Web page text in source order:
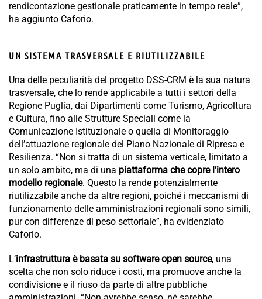
rendicontazione gestionale praticamente in tempo reale”,
ha aggiunto Caforio.
UN SISTEMA TRASVERSALE E RIUTILIZZABILE
Una delle peculiarità del progetto DSS-CRM è la sua natura
trasversale, che lo rende applicabile a tutti i settori della
Regione Puglia, dai Dipartimenti come Turismo, Agricoltura
e Cultura, fino alle Strutture Speciali come la
Comunicazione Istituzionale o quella di Monitoraggio
dell’attuazione regionale del Piano Nazionale di Ripresa e
Resilienza. “Non si tratta di un sistema verticale, limitato a
un solo ambito, ma di una piattaforma che copre l’intero
modello regionale. Questo la rende potenzialmente
riutilizzabile anche da altre regioni, poiché i meccanismi di
funzionamento delle amministrazioni regionali sono simili,
pur con differenze di peso settoriale”, ha evidenziato
Caforio.
L’infrastruttura è basata su software open source, una
scelta che non solo riduce i costi, ma promuove anche la
condivisione e il riuso da parte di altre pubbliche